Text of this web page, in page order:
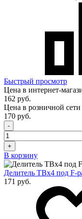
Быстрый просмотр
Цена в интернет-
162 руб.
Цена в розничной сети
170 руб.
-
+
В корзину
Делитель ТВх4 под F-
171 руб.